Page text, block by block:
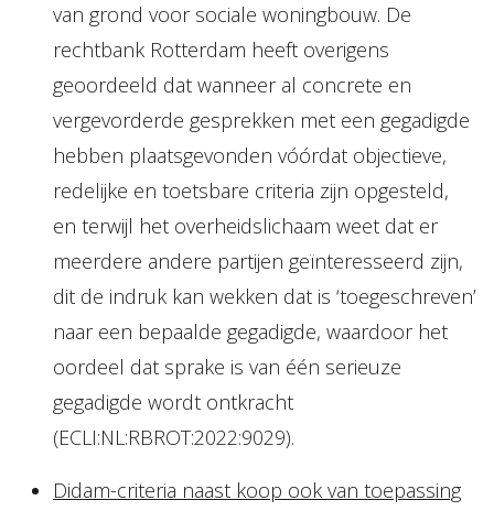
van grond voor sociale woningbouw. De
rechtbank Rotterdam heeft overigens
geoordeeld dat wanneer al concrete en
vergevorderde gesprekken met een gegadigde
hebben plaatsgevonden vóórdat objectieve,
redelijke en toetsbare criteria zijn opgesteld,
en terwijl het overheidslichaam weet dat er
meerdere andere partijen geïnteresseerd zijn,
dit de indruk kan wekken dat is ‘toegeschreven’
naar een bepaalde gegadigde, waardoor het
oordeel dat sprake is van één serieuze
gegadigde wordt ontkracht
(ECLI:NL:RBROT:2022:9029).
Didam-criteria naast koop ook van toepassing